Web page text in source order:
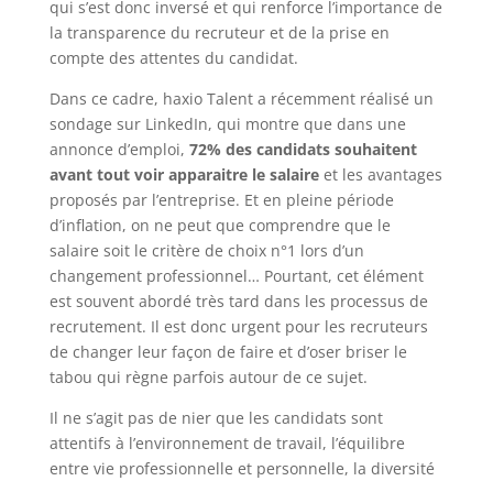
qui s’est donc inversé et qui renforce l’importance de
la transparence du recruteur et de la prise en
compte des attentes du candidat.
Dans ce cadre, haxio Talent a récemment réalisé un
sondage sur LinkedIn, qui montre que dans une
annonce d’emploi, 72% des candidats souhaitent
avant tout voir apparaitre le salaireet les avantages
proposés par l’entreprise. Et en pleine période
d’inflation, on ne peut que comprendre que le
salaire soit le critère de choix n°1 lors d’un
changement professionnel… Pourtant, cet élément
est souvent abordé très tard dans les processus de
recrutement. Il est donc urgent pour les recruteurs
de changer leur façon de faire et d’oser briser le
tabou qui règne parfois autour de ce sujet.
Il ne s’agit pas de nier que les candidats sont
attentifs à l’environnement de travail, l’équilibre
entre vie professionnelle et personnelle, la diversité